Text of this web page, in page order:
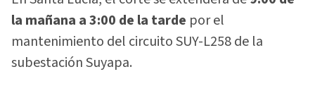
la mañana a 3:00 de la tarde por el
mantenimiento del circuito SUY-L258 de la
subestación Suyapa.